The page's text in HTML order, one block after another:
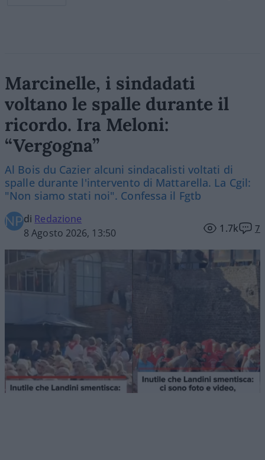
Marcinelle, i sindadati
voltano le spalle durante il
ricordo. Ira Meloni:
“Vergogna”
Al Bois du Cazier alcuni sindacalisti voltati di
spalle durante l'intervento di Mattarella. La Cgil:
"Non siamo stati noi". Confessa il Fgtb
di Redazione
8 Agosto 2026, 13:50
1.7k 7